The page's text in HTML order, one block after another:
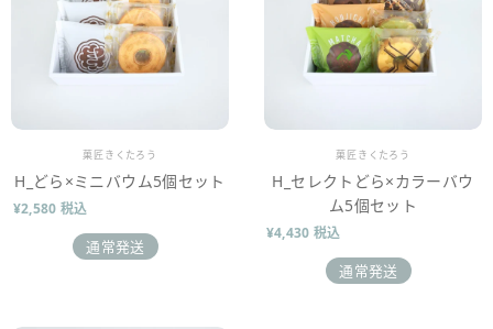
販売業者
菓匠きくたろう
H_どら×ミニバウム5個セット
¥2,580 税込
通常発送
販売業者
菓匠きくたろう
H_セレクトどら×カラーバウ
ム5個セット
¥4,430 税込
通常発送